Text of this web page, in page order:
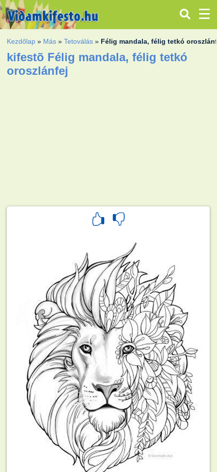
Kezdőlap » Más »Tetoválás » Félig mandala, félig tetkó
kifestõ Félig mandala, félig tetkó
oroszlánfej